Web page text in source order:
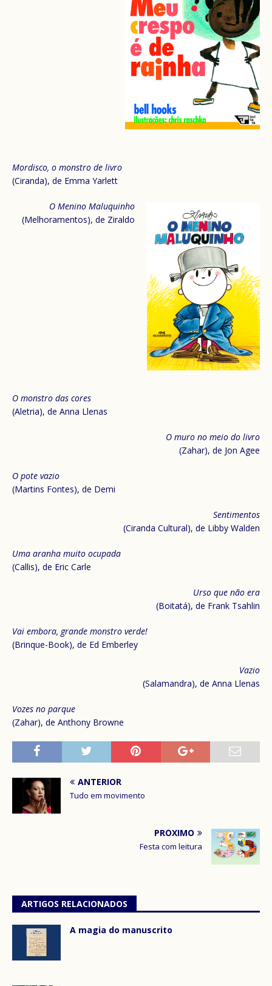
Mordisco, o monstro de livro
(Ciranda), de Emma Yarlett
O Menino Maluquinho
(Melhoramentos), de Ziraldo
O monstro das cores
(Aletria), de Anna Llenas
O muro no meio do livro
(Zahar), de Jon Agee
O pote vazio
(Martins Fontes), de Demi
Sentimentos
(Ciranda Cultural), de Libby Walden
Uma aranha muito ocupada
(Callis), de Eric Carle
Urso que não era
(Boitatá), de Frank Tsahlin
Vai embora, grande monstro verde!
(Brinque-Book), de Ed Emberley
Vazio
(Salamandra), de Anna Llenas
Vozes no parque
(Zahar), de Anthony Browne
ANTERIOR
Tudo em movimento
PRÓXIMO
Festa com leitura
ARTIGOS RELACIONADOS
A magia do manuscrito